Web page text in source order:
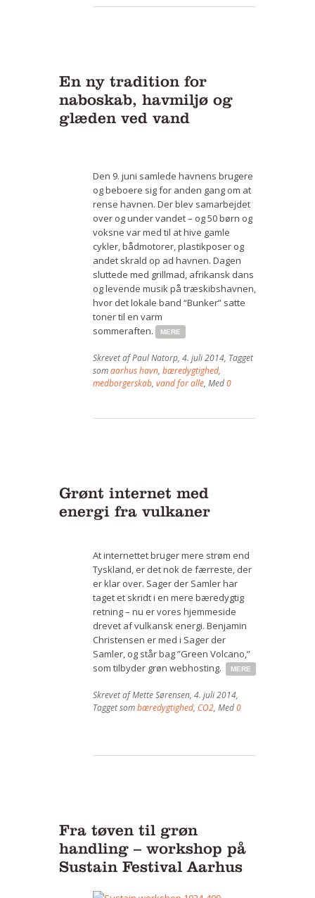
En ny tradition for
naboskab, havmiljø og
glæden ved vand
Den 9. juni samlede havnens brugere
og beboere sig for anden gang om at
rense havnen. Der blev samarbejdet
over og under vandet – og 50 børn og
voksne var med til at hive gamle
cykler, bådmotorer, plastikposer og
andet skrald op ad havnen. Dagen
sluttede med grillmad, afrikansk dans
og levende musik på træskibshavnen,
hvor det lokale band “Bunker” satte
toner til en varm
sommeraften.
MERE
Skrevet afPaul Natorp, 4. juli 2014, Tagget
somaarhus havn, bæredygtighed,
medborgerskab, vand for alle, Med0
Grønt internet med
energi fra vulkaner
At internettet bruger mere strøm end
Tyskland, er det nok de færreste, der
er klar over. Sager der Samler har
taget et skridt i en mere bæredygtig
retning – nu er vores hjemmeside
drevet af vulkansk energi. Benjamin
Christensen er med i Sager der
Samler, og står bag ”Green Volcano,”
som tilbyder grøn webhosting.
MERE
Skrevet afMette Sørensen, 4. juli 2014,
Tagget sombæredygtighed, CO2, Med0
Fra tøven til grøn
handling – workshop på
Sustain Festival Aarhus